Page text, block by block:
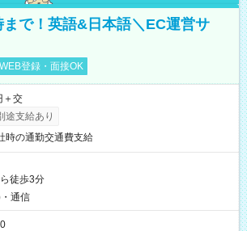
で！英語&日本語＼EC運営サ
WEB登録・面接OK
＋交
途支給あり
時の通勤交通費支給
徒歩3分
通信